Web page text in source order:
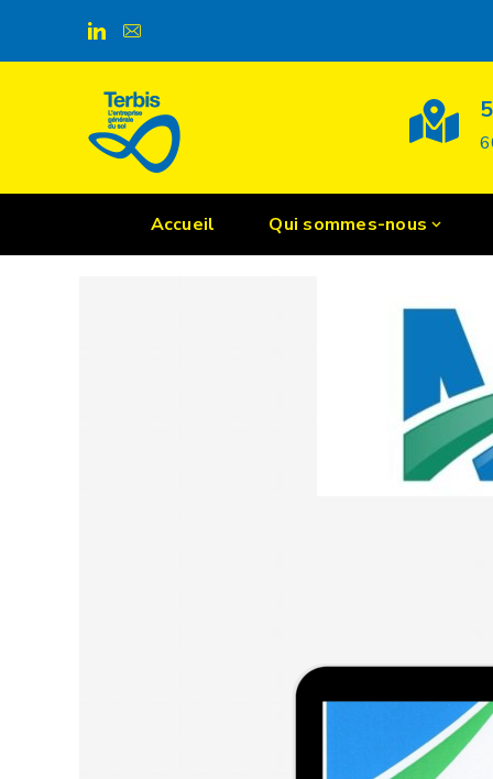
Accueil Qui sommes-nous
Nos